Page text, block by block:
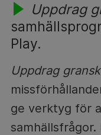
Uppdrag
Play.
Uppdrag
ge verktyg för